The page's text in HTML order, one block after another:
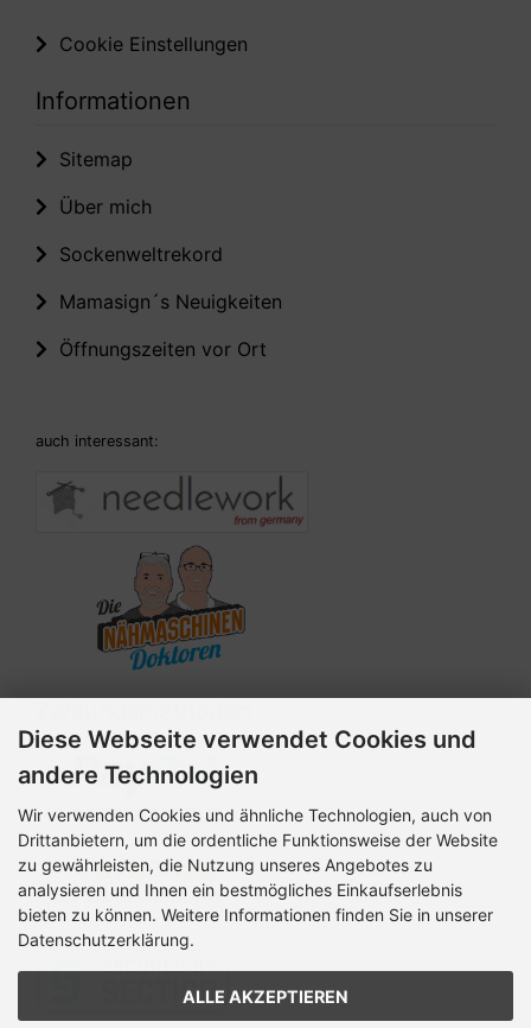
Cookie Einstellungen
Informationen
Sitemap
Über mich
Sockenweltrekord
Mamasign´s Neuigkeiten
Öffnungszeiten vor Ort
auch interessant:
Diese Webseite verwendet Cookies und
andere Technologien
Wir verwenden Cookies und ähnliche Technologien, auch von
Drittanbietern, um die ordentliche Funktionsweise der Website
zu gewährleisten, die Nutzung unseres Angebotes zu
analysieren und Ihnen ein bestmögliches Einkaufserlebnis
bieten zu können. Weitere Informationen finden Sie in unserer
Datenschutzerklärung.
ALLE AKZEPTIEREN